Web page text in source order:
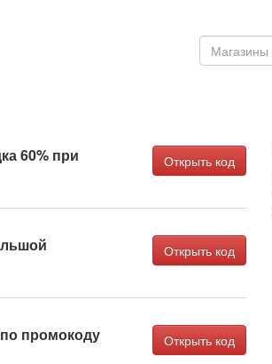
60% при
Открыть код
Открыть код
промокоду
Открыть код